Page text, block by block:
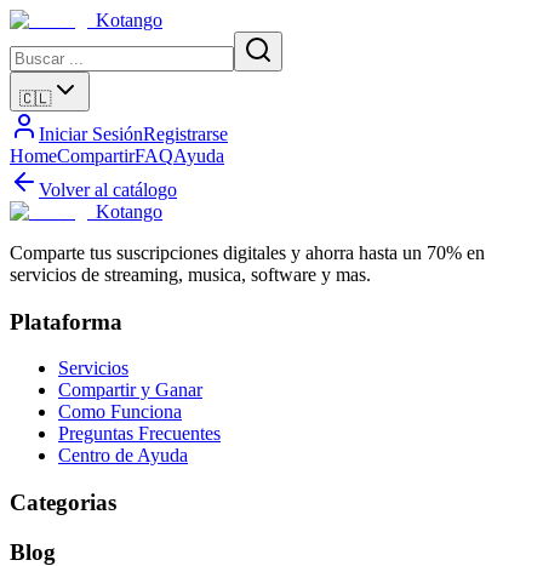
Kotango
🇨🇱
Iniciar SesiónRegistrarse
HomeCompartirFAQAyuda
Volver al catálogo
Kotango
Comparte tus suscripciones digitales y ahorra hasta un 70% en
servicios de streaming, musica, software y mas.
Plataforma
Servicios
Compartir y Ganar
Como Funciona
Preguntas Frecuentes
Centro de Ayuda
Categorias
Blog